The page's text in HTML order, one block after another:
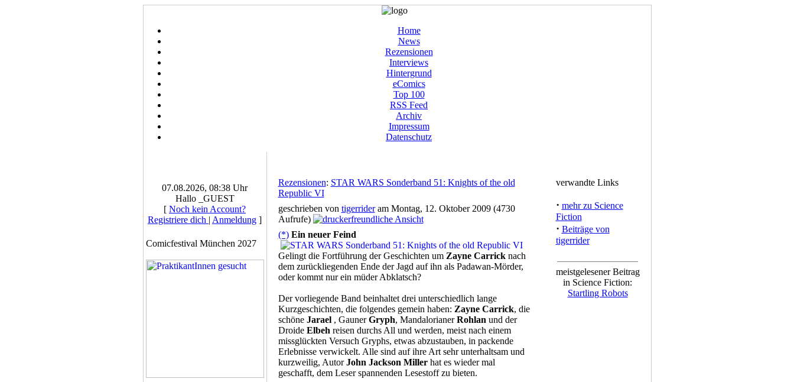
Home
News
Rezensionen
Interviews
Hintergrund
eComics
Top 100
RSS Feed
Archiv
Impressum
Datenschutz
07.08.2026, 08:38 Uhr
Hallo _GUEST
[ Noch kein Account?
Registriere dich | Anmeldung ]
Comicfestival München 2027
Rezensionen: STAR WARS Sonderband 51: Knights of the old
Republic VI
geschrieben von tigerrideram Montag, 12. Oktober 2009 (4730
Aufrufe)
(*) Ein neuer Feind
Gelingt die Fortführung der Geschichten um Zayne Carricknach
dem zurückliegenden Ende der Jagd auf ihn als Padawan-Mörder,
oder kommt nur ein müder Abklatsch?
Der vorliegende Band beinhaltet drei unterschiedlich lange
Kurzgeschichten, die folgendes gemein haben: Zayne Carrick, die
schöne Jarael , GaunerGryph, MandalorianerRohlan und der
Droide Elbeh reisen durchs All und werden, meist nach einem
missglückten Versuch Gryphs, etwas abzustauben, in packende
Erlebnisse verwickelt. Alle sind auf ihre Art sehr unterhaltsam und
kurzweilig, AutorJohn Jackson Millerhat es wieder mal
geschafft, dem Leser spannenden Lesestoff zu bieten.
verwandte Links
· mehr zu Science
Fiction
· Beiträge von
tigerrider
meistgelesener Beitrag
in Science Fiction:
Startling Robots